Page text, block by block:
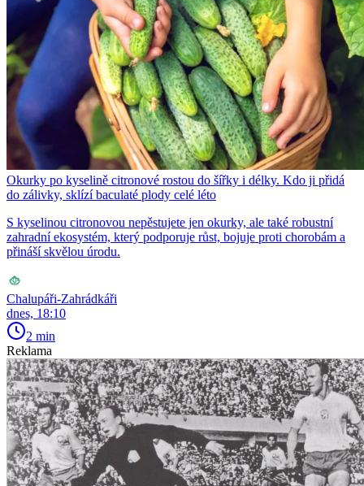
Okurky po kyselině citronové rostou do šířky i délky. Kdo ji přidá
do zálivky, sklízí baculaté plody celé léto
S kyselinou citronovou nepěstujete jen okurky, ale také robustní
zahradní ekosystém, který podporuje růst, bojuje proti chorobám a
přináší skvělou úrodu.
Chalupáři-Zahrádkáři
dnes, 18:10
2 min
Reklama